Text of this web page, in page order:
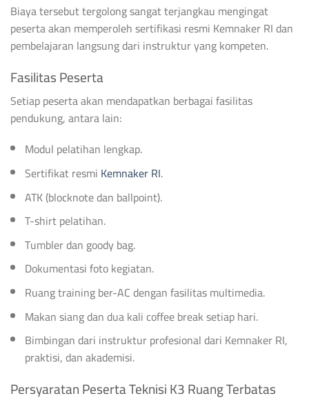
Biaya tersebut tergolong sangat terjangkau mengingat
peserta akan memperoleh sertifikasi resmi Kemnaker RI dan
pembelajaran langsung dari instruktur yang kompeten.
Fasilitas Peserta
Setiap peserta akan mendapatkan berbagai fasilitas
pendukung, antara lain:
Modul pelatihan lengkap.
Sertifikat resmi Kemnaker RI.
ATK (blocknote dan ballpoint).
T-shirt pelatihan.
Tumbler dan goody bag.
Dokumentasi foto kegiatan.
Ruang training ber-AC dengan fasilitas multimedia.
Makan siang dan dua kali coffee break setiap hari.
Bimbingan dari instruktur profesional dari Kemnaker RI,
praktisi, dan akademisi.
Persyaratan Peserta Teknisi K3 Ruang Terbatas